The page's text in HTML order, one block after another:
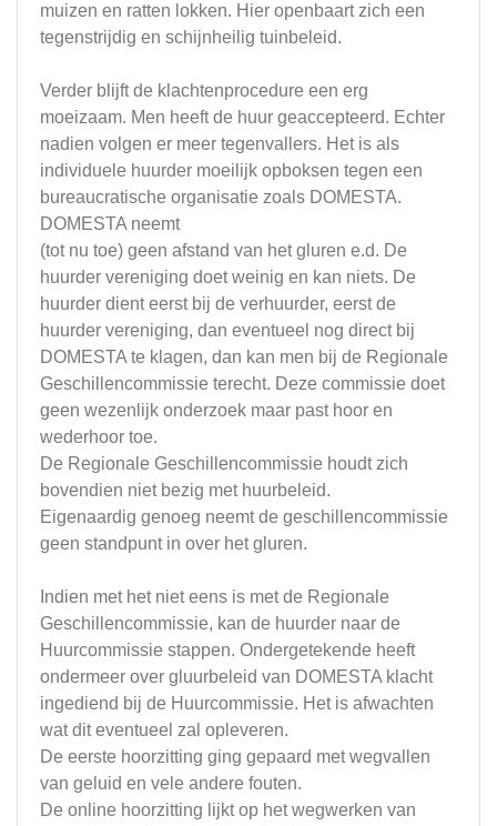
muizen en ratten lokken. Hier openbaart zich een
tegenstrijdig en schijnheilig tuinbeleid.
Verder blijft de klachtenprocedure een erg
moeizaam. Men heeft de huur geaccepteerd. Echter
nadien volgen er meer tegenvallers. Het is als
individuele huurder moeilijk opboksen tegen een
bureaucratische organisatie zoals DOMESTA.
DOMESTA neemt
(tot nu toe) geen afstand van het gluren e.d. De
huurder vereniging doet weinig en kan niets. De
huurder dient eerst bij de verhuurder, eerst de
huurder vereniging, dan eventueel nog direct bij
DOMESTA te klagen, dan kan men bij de Regionale
Geschillencommissie terecht. Deze commissie doet
geen wezenlijk onderzoek maar past hoor en
wederhoor toe.
De Regionale Geschillencommissie houdt zich
bovendien niet bezig met huurbeleid.
Eigenaardig genoeg neemt de geschillencommissie
geen standpunt in over het gluren.
Indien met het niet eens is met de Regionale
Geschillencommissie, kan de huurder naar de
Huurcommissie stappen. Ondergetekende heeft
ondermeer over gluurbeleid van DOMESTA klacht
ingediend bij de Huurcommissie. Het is afwachten
wat dit eventueel zal opleveren.
De eerste hoorzitting ging gepaard met wegvallen
van geluid en vele andere fouten.
De online hoorzitting lijkt op het wegwerken van